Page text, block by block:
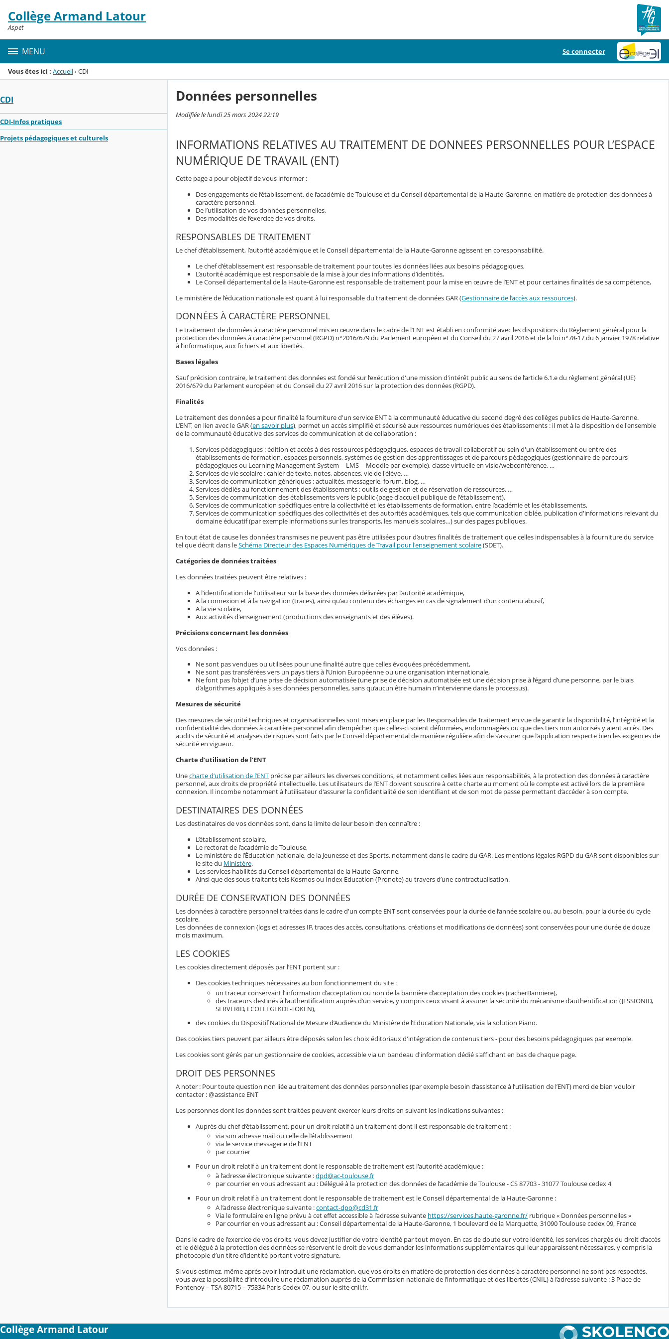
Menu de la rubrique
Contenu
Collège Armand Latour
Aspet
MENU Se connecter
Vous êtes ici : Accueil›CDI
CDI
CDI-Infos pratiques
Projets pédagogiques et culturels
Données personnelles
Modifiée le lundi 25 mars 2024 22:19
INFORMATIONS RELATIVES AU TRAITEMENT DE DONNEES PERSONNELLES POUR L’ESPACE
NUMÉRIQUE DE TRAVAIL (ENT)
Cette page a pour objectif de vous informer :
Des engagements de l’établissement, de l’académie de Toulouse et du Conseil départemental de la Haute-Garonne, en matière de protection des données à
caractère personnel,
De l’utilisation de vos données personnelles,
Des modalités de l’exercice de vos droits.
RESPONSABLES DE TRAITEMENT
Le chef d’établissement, l’autorité académique et le Conseil départemental de la Haute-Garonne agissent en coresponsabilité.
Le chef d’établissement est responsable de traitement pour toutes les données liées aux besoins pédagogiques,
L’autorité académique est responsable de la mise à jour des informations d’identités,
Le Conseil départemental de la Haute-Garonne est responsable de traitement pour la mise en œuvre de l’ENT et pour certaines finalités de sa compétence,
Le ministère de l’éducation nationale est quant à lui responsable du traitement de données GAR (Gestionnaire de l’accès aux ressources).
DONNÉES À CARACTÈRE PERSONNEL
Le traitement de données à caractère personnel mis en œuvre dans le cadre de l’ENT est établi en conformité avec les dispositions du Règlement général pour la
protection des données à caractère personnel (RGPD) n°2016/679 du Parlement européen et du Conseil du 27 avril 2016 et de la loi n°78-17 du 6 janvier 1978 relative
à l’informatique, aux fichiers et aux libertés.
Bases légales
Sauf précision contraire, le traitement des données est fondé sur l’exécution d'une mission d'intérêt public au sens de l’article 6.1.e du règlement général (UE)
2016/679 du Parlement européen et du Conseil du 27 avril 2016 sur la protection des données (RGPD).
Finalités
Le traitement des données a pour finalité la fourniture d'un service ENT à la communauté éducative du second degré des collèges publics de Haute-Garonne.
L’ENT, en lien avec le GAR (en savoir plus), permet un accès simplifié et sécurisé aux ressources numériques des établissements : il met à la disposition de l'ensemble
de la communauté éducative des services de communication et de collaboration :
Services pédagogiques : édition et accès à des ressources pédagogiques, espaces de travail collaboratif au sein d'un établissement ou entre des
établissements de formation, espaces personnels, systèmes de gestion des apprentissages et de parcours pédagogiques (gestionnaire de parcours
pédagogiques ou Learning Management System -- LMS -- Moodle par exemple), classe virtuelle en visio/webconférence, …
Services de vie scolaire : cahier de texte, notes, absences, vie de l'élève, …
Services de communication génériques : actualités, messagerie, forum, blog, …
Services dédiés au fonctionnement des établissements : outils de gestion et de réservation de ressources, …
Services de communication des établissements vers le public (page d'accueil publique de l'établissement),
Services de communication spécifiques entre la collectivité et les établissements de formation, entre l’académie et les établissements,
Services de communication spécifiques des collectivités et des autorités académiques, tels que communication ciblée, publication d'informations relevant du
domaine éducatif (par exemple informations sur les transports, les manuels scolaires…) sur des pages publiques.
En tout état de cause les données transmises ne peuvent pas être utilisées pour d’autres finalités de traitement que celles indispensables à la fourniture du service
tel que décrit dans leSchéma Directeur des Espaces Numériques de Travail pour l'enseignement scolaire(SDET).
Catégories de données traitées
Les données traitées peuvent être relatives :
A l’identification de l'utilisateur sur la base des données délivrées par l’autorité académique,
A la connexion et à la navigation (traces), ainsi qu’au contenu des échanges en cas de signalement d’un contenu abusif,
A la vie scolaire,
Aux activités d'enseignement (productions des enseignants et des élèves).
Précisions concernant les données
Vos données :
Ne sont pas vendues ou utilisées pour une finalité autre que celles évoquées précédemment,
Ne sont pas transférées vers un pays tiers à l’Union Européenne ou une organisation internationale,
Ne font pas l’objet d’une prise de décision automatisée (une prise de décision automatisée est une décision prise à l’égard d’une personne, par le biais
d’algorithmes appliqués à ses données personnelles, sans qu’aucun être humain n’intervienne dans le processus).
Mesures de sécurité
Des mesures de sécurité techniques et organisationnelles sont mises en place par les Responsables de Traitement en vue de garantir la disponibilité, l’intégrité et la
confidentialité des données à caractère personnel afin d’empêcher que celles-ci soient déformées, endommagées ou que des tiers non autorisés y aient accès. Des
audits de sécurité et analyses de risques sont faits par le Conseil départemental de manière régulière afin de s’assurer que l’application respecte bien les exigences de
sécurité en vigueur.
Charte d’utilisation de l’ENT
Unecharte d’utilisation de l’ENT précise par ailleurs les diverses conditions, et notamment celles liées aux responsabilités, à la protection des données à caractère
personnel, aux droits de propriété intellectuelle. Les utilisateurs de l’ENT doivent souscrire à cette charte au moment où le compte est activé lors de la première
connexion. Il incombe notamment à l’utilisateur d'assurer la confidentialité de son identifiant et de son mot de passe permettant d’accéder à son compte.
DESTINATAIRES DES DONNÉES
Les destinataires de vos données sont, dans la limite de leur besoin d’en connaître :
L’établissement scolaire,
Le rectorat de l’académie de Toulouse,
Le ministère de l’Éducation nationale, de la Jeunesse et des Sports, notamment dans le cadre du GAR. Les mentions légales RGPD du GAR sont disponibles sur
le site du Ministère.
Les services habilités du Conseil départemental de la Haute-Garonne,
Ainsi que des sous-traitants tels Kosmos ou Index Education (Pronote) au travers d’une contractualisation.
DURÉE DE CONSERVATION DES DONNÉES
Les données à caractère personnel traitées dans le cadre d'un compte ENT sont conservées pour la durée de l’année scolaire ou, au besoin, pour la durée du cycle
scolaire.
Les données de connexion (logs et adresses IP, traces des accès, consultations, créations et modifications de données) sont conservées pour une durée de douze
mois maximum.
LES COOKIES
Les cookies directement déposés par l’ENT portent sur :
Des cookies techniques nécessaires au bon fonctionnement du site :
un traceur conservant l’information d’acceptation ou non de la bannière d’acceptation des cookies (cacherBanniere),
des traceurs destinés à l’authentification auprès d’un service, y compris ceux visant à assurer la sécurité du mécanisme d’authentification (JESSIONID,
SERVERID, ECOLLEGEKDE-TOKEN),
des cookies du Dispositif National de Mesure d’Audience du Ministère de l’Education Nationale, via la solution Piano.
Des cookies tiers peuvent par ailleurs être déposés selon les choix éditoriaux d'intégration de contenus tiers - pour des besoins pédagogiques par exemple.
Les cookies sont gérés par un gestionnaire de cookies, accessible via un bandeau d'information dédié s'affichant en bas de chaque page.
DROIT DES PERSONNES
A noter : Pour toute question non liée au traitement des données personnelles (par exemple besoin d’assistance à l’utilisation de l’ENT) merci de bien vouloir
contacter : @assistance ENT
Les personnes dont les données sont traitées peuvent exercer leurs droits en suivant les indications suivantes :
Auprès du chef d’établissement, pour un droit relatif à un traitement dont il est responsable de traitement :
via son adresse mail ou celle de l’établissement
via le service messagerie de l’ENT
par courrier
Pour un droit relatif à un traitement dont le responsable de traitement est l'autorité académique :
à l’adresse électronique suivante :dpd@ac-toulouse.fr
par courrier en vous adressant au : Délégué à la protection des données de l’académie de Toulouse - CS 87703 - 31077 Toulouse cedex 4
Pour un droit relatif à un traitement dont le responsable de traitement est le Conseil départemental de la Haute-Garonne :
A l’adresse électronique suivante :contact-dpo@cd31.fr
Via le formulaire en ligne prévu à cet effet accessible à l’adresse suivante https://services.haute-garonne.fr/ rubrique « Données personnelles »
Par courrier en vous adressant au : Conseil départemental de la Haute-Garonne, 1 boulevard de la Marquette, 31090 Toulouse cedex 09, France
Dans le cadre de l’exercice de vos droits, vous devez justifier de votre identité par tout moyen. En cas de doute sur votre identité, les services chargés du droit d’accès
et le délégué à la protection des données se réservent le droit de vous demander les informations supplémentaires qui leur apparaissent nécessaires, y compris la
photocopie d’un titre d’identité portant votre signature.
Si vous estimez, même après avoir introduit une réclamation, que vos droits en matière de protection des données à caractère personnel ne sont pas respectés,
vous avez la possibilité d’introduire une réclamation auprès de la Commission nationale de l’informatique et des libertés (CNIL) à l’adresse suivante : 3 Place de
Fontenoy – TSA 80715 – 75334 Paris Cedex 07, ou sur le site cnil.fr.
Collège Armand Latour